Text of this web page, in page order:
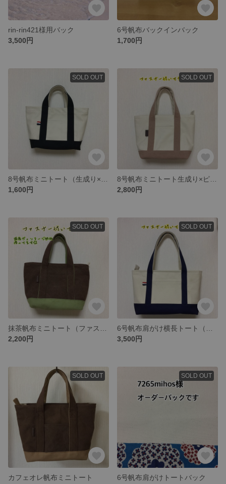
rin-rin421様用バック
3,500円
6号帆布バックインバック
1,700円
SOLD OUT
1,600円
SOLD OUT
2,800円
SOLD OUT
2,200円
SOLD OUT
3,500円
SOLD OUT
カフェオレ帆布ミニトート
SOLD OUT
6号帆布肩がけトートバック